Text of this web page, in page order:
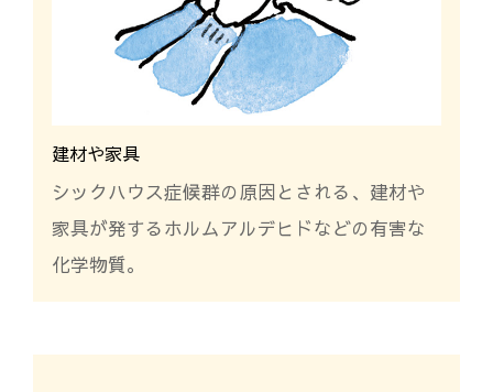
建材や家具
シックハウス症候群の原因とされる、建材や
家具が発するホルムアルデヒドなどの有害な
化学物質。